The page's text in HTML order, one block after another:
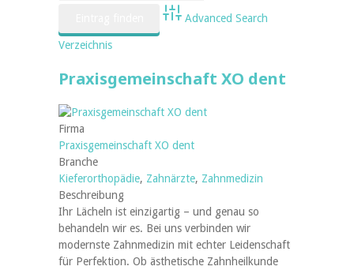
Advanced Search
Verzeichnis
Praxisgemeinschaft XO dent
Firma
Praxisgemeinschaft XO dent
Branche
Kieferorthopädie, Zahnärzte, Zahnmedizin
Beschreibung
Ihr Lächeln ist einzigartig – und genau so
behandeln wir es. Bei uns verbinden wir
modernste Zahnmedizin mit echter Leidenschaft
für Perfektion. Ob ästhetische Zahnheilkunde